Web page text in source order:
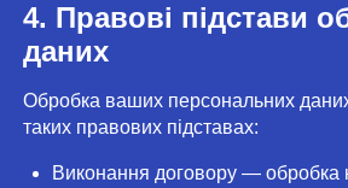
4. Правові підстави
даних
Обробка ваших персональних
таких правових підставах:
Виконання договору — обробка